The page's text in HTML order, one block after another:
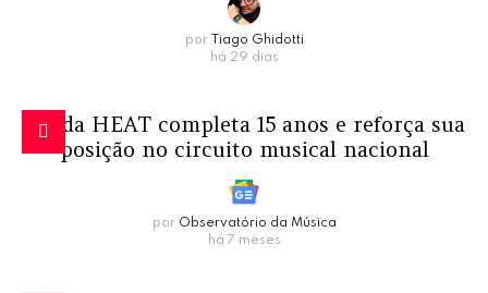
por
Tiago Ghidotti
há 29 dias
Banda HEAT completa 15 anos e reforça sua
posição no circuito musical nacional
por Observatório da Música
há 7 meses